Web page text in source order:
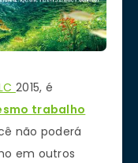
2015, é
trabalho
não poderá
em outros